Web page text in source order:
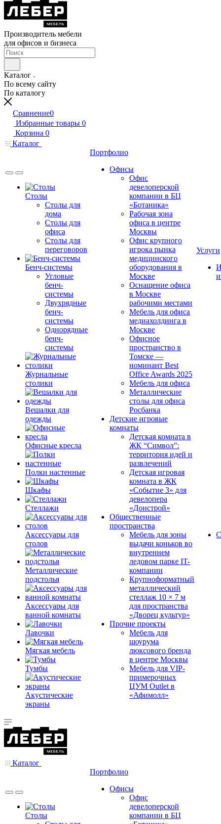
Производитель мебели
для офисов и бизнеса
Каталог
По всему сайту
По каталогу
Сравнение0
Избранные товары 0
Корзина 0
Каталог
Столы
Столы для
дома
Столы для
офиса
Столы для
переговоров
Бенч-системы
Угловые
бенч-
системы
Двухрядные
бенч-
системы
Однорядные
бенч-
системы
Журнальные
столики
Вешалки для
одежды
Офисные кресла
Полки настенные
Шкафы
Стеллажи
Аксессуары для
столов
Металлические
подстолья
Аксессуары для
ванной комнаты
Лавочки
Мягкая мебель
Тумбы
Акустические
экраны
Портфолио
Офисы
Офис
девелоперской
компании в БЦ
«Ботаника»
Рабочая зона
офиса в центре
Москвы
Офис крупного
игрока рынка
медицинского
оборудования в
Москве
Оснащение офиса
в Москве
рабочими местами
Мебель для офиса
медиахолдинга в
Москве
Офисное
пространство в
Томске —
номинант Best
Office Awards 2025
Мебель для офиса
Металлические
столы для офиса
Росбанка
Детские игровые
комнаты
Детская комната в
ЖК “Символ”:
территория идей и
развлечений
Детская игровая
комната в ЖК
«Событие 3» для
девелопера
«Донстрой»
Общественные
пространства
Мебель для зоны
выдачи коньков во
внутреннем
ледовом парке IT-
компании
Крупноформатный
металлический
стеллаж 10 × 7 м
для пространства
«Дворец культур»
Прочие проекты
Мебель для
шоурума
люксового бренда
в центре Москвы
Мебель для VIP-
примерочных
ЦУМ Outlet в
«Афимолл»
Услуги
Каталог
Столы
Портфолио
Офисы
Офис
девелоперской
компании в БЦ